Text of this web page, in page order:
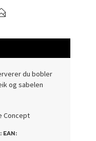
du bobler
og sabelen
Concept
EAN: